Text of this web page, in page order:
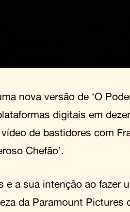
nova versão de ‘O
digitais em
de bastidores com
Chefão’.
e a sua intenção ao fazer
da Paramount Pictures